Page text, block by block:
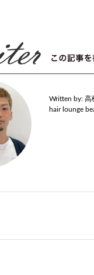
Written by:
hair lounge